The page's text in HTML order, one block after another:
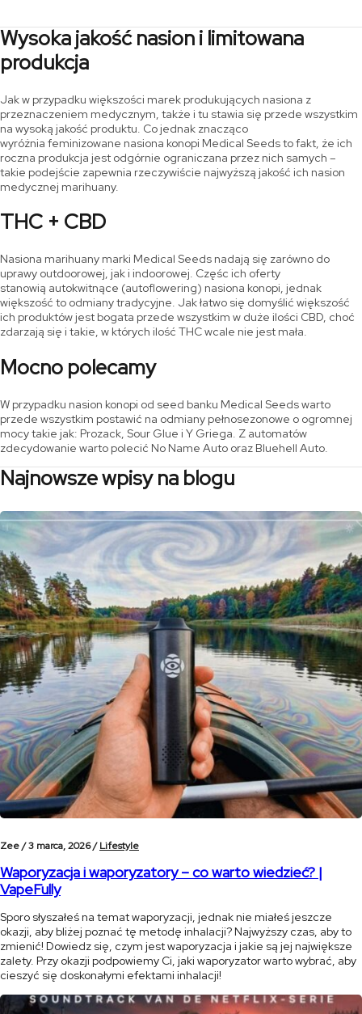
do
234,50 zł
Wysoka jakość nasion i limitowana
produkcja
Jak w przypadku większości marek produkujących nasiona z
przeznaczeniem medycznym, także i tu stawia się przede wszystkim
na wysoką jakość produktu. Co jednak znacząco
wyróżnia feminizowane nasiona konopi Medical Seeds to fakt, że ich
roczna produkcja jest odgórnie ograniczana przez nich samych –
takie podejście zapewnia rzeczywiście najwyższą jakość ich nasion
medycznej marihuany.
THC + CBD
Nasiona marihuany marki Medical Seeds nadają się zarówno do
uprawy outdoorowej, jak i indoorowej. Częśc ich oferty
stanowią autokwitnące (autoflowering) nasiona konopi, jednak
większość to odmiany tradycyjne. Jak łatwo się domyślić większość
ich produktów jest bogata przede wszystkim w duże ilości CBD, choć
zdarzają się i takie, w których ilość THC wcale nie jest mała.
Mocno polecamy
W przypadku nasion konopi od seed banku Medical Seeds warto
przede wszystkim postawić na odmiany pełnosezonowe o ogromnej
mocy takie jak: Prozack, Sour Glue i Y Griega. Z automatów
zdecydowanie warto polecić No Name Auto oraz Bluehell Auto.
Najnowsze wpisy na blogu
Zee /3 marca, 2026 /Lifestyle
Waporyzacja i waporyzatory – co warto wiedzieć? |
VapeFully
Sporo słyszałeś na temat waporyzacji, jednak nie miałeś jeszcze
okazji, aby bliżej poznać tę metodę inhalacji? Najwyższy czas, aby to
zmienić! Dowiedz się, czym jest waporyzacja i jakie są jej największe
zalety. Przy okazji podpowiemy Ci, jaki waporyzator warto wybrać, aby
cieszyć się doskonałymi efektami inhalacji!